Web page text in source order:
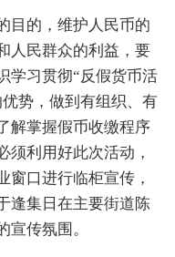
目的，维护人民币的
人民群众的利益，要
学习贯彻“反假货币活
势，做到有组织、有
解掌握假币收缴程序
须利用好此次活动，
窗口进行临柜宣传，
逢集日在主要街道陈
宣传氛围。